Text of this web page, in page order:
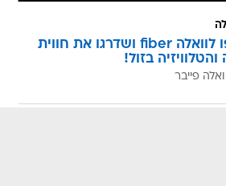
הצטרפו לוואלה fiber ושדרגו את חווית
בזול!
פייבר